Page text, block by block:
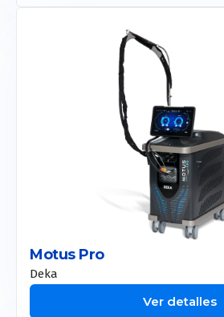
Motus Pro
Deka
Ver detalles